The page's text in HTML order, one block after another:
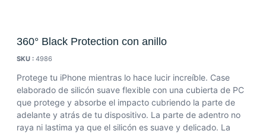
360° Black Protection con anillo
SKU : 4986
Protege tu iPhone mientras lo hace lucir increíble. Case
elaborado de silicón suave flexible con una cubierta de PC
que protege y absorbe el impacto cubriendo la parte de
adelante y atrás de tu dispositivo. La parte de adentro no
raya ni lastima ya que el silicón es suave y delicado. La